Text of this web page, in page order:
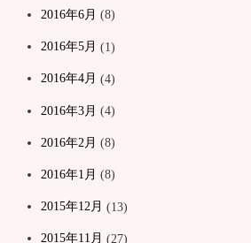
2016年6月 (8)
2016年5月 (1)
2016年4月 (4)
2016年3月 (4)
2016年2月 (8)
2016年1月 (8)
2015年12月 (13)
2015年11月 (27)